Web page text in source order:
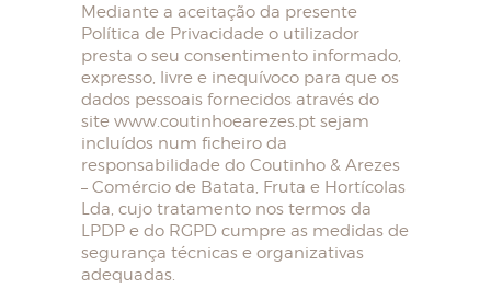
Mediante a aceitação da presente
Política de Privacidade o utilizador
presta o seu consentimento informado,
expresso, livre e inequívoco para que os
dados pessoais fornecidos através do
site www.coutinhoearezes.pt sejam
incluídos num ficheiro da
responsabilidade do Coutinho & Arezes
– Comércio de Batata, Fruta e Hortícolas
Lda, cujo tratamento nos termos da
LPDP e do RGPD cumpre as medidas de
segurança técnicas e organizativas
adequadas.